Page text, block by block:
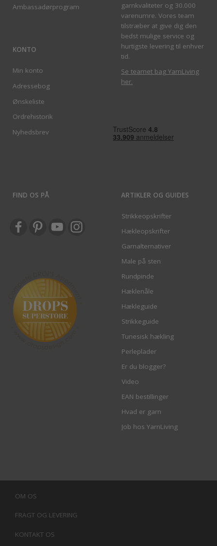
Ambassadørprogram
KONTO
Min konto
Adressebog
Ønskeliste
Ordrehistorik
Nyhedsbrev
garnkvaliteter og 30.000
varenumre. Vores team
tilstræber at give dig den
bedst mulige service og
hurtigste levering til enhver
tid.
Se teamet bag YarnLiving
her.
FIND OS PÅ ARTIKLER OG GUIDES
Strikkeopskrifter
Hækleopskrifter
Garnalternativer
Male på sten
Rundpinde
Hæklenåle
Hækleguide
Strikkeguide
Tunesisk hækling
Perleplader
Er du blogger?
Video
EAN bestillinger
Hvad er garn
Job hos YarnLiving
OM OS
FRAGT OG LEVERING
KONTAKT OS